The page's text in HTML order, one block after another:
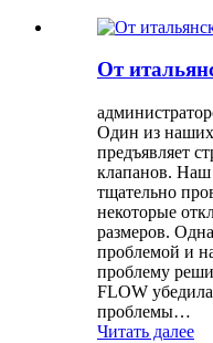
От
Один из
предъявляет
клапанов. Наш
тщательно
некоторые
размеров.
проблемой и
проблему
FLOW убедила
проблемы…
Читать далее